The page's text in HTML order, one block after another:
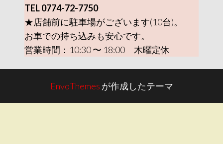
TEL 0774-72-7750
★店舗前に駐車場がございます(10台)。
お車での持ち込みも安心です。
営業時間：10:30 〜 18:00 木曜定休
EnvoThemes が作成したテーマ